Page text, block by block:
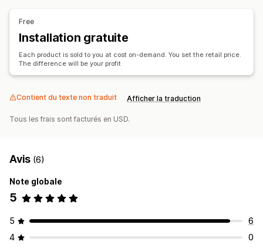
Options d’expédition
Suivi des commandes
Free
Installation gratuite
Each product is sold to you at cost on-demand. You set the retail price.
The difference will be your profit
Contient du texte non traduit Afficher la traduction
Tous les frais sont facturés en USD.
Avis (6)
Note globale
5
5
6
4
0